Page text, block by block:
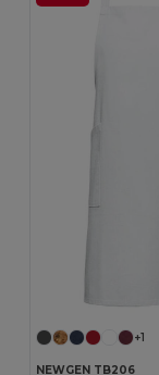
+1
NEWGEN TB206